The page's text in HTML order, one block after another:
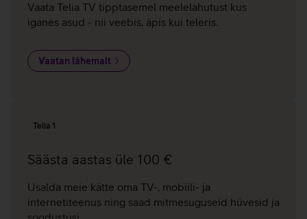
Vaata Telia TV tipptasemel meelelahutust kus
iganes asud - nii veebis, äpis kui teleris.
Vaatan lähemalt
Telia 1
Säästa aastas üle 100 €
Usalda meie kätte oma TV-, mobiili- ja
internetiteenus ning saad mitmesuguseid hüvesid ja